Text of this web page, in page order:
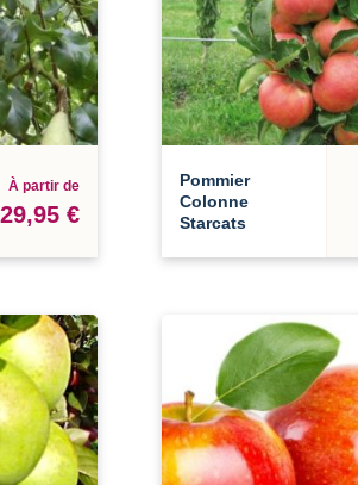
À partir de
29,95 €
Pommier
Colonne
Starcats